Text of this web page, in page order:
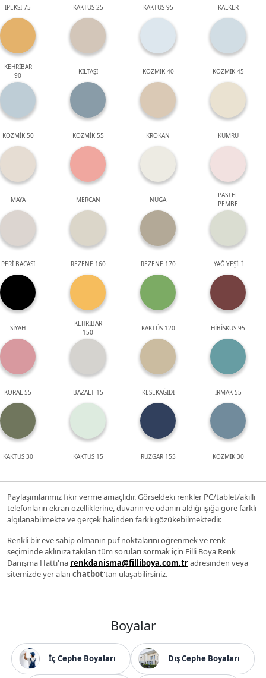
İPEKSİ 75 KAKTÜS 25 KAKTÜS 95 KALKER
KEHRİBAR
90
KİLTAŞI KOZMİK 40 KOZMİK 45
KOZMİK 50 KOZMİK 55 KROKAN KUMRU
MAYA MERCAN NUGA
PASTEL
PEMBE
PERİ BACASI REZENE 160 REZENE 170 YAĞ YEŞİLİ
SİYAH
KEHRİBAR
150
KAKTÜS 120 HİBİSKUS 95
KORAL 55 BAZALT 15 KESEKAĞIDI IRMAK 55
KAKTÜS 30 KAKTÜS 15 RÜZGAR 155 KOZMİK 30
Paylaşımlarımız fikir verme amaçlıdır. Görseldeki renkler PC/tablet/akıllı
telefonların ekran özelliklerine, duvarın ve odanın aldığı ışığa göre farklı
algılanabilmekte ve gerçek halinden farklı gözükebilmektedir.
Renkli bir eve sahip olmanın püf noktalarını öğrenmek ve renk
seçiminde aklınıza takılan tüm soruları sormak için Filli Boya Renk
Danışma Hattı'na renkdanisma@filliboya.com.tradresinden veya
sitemizde yer alan chatbot'tan ulaşabilirsiniz.
Boyalar
İç Cephe Boyaları Dış Cephe Boyaları